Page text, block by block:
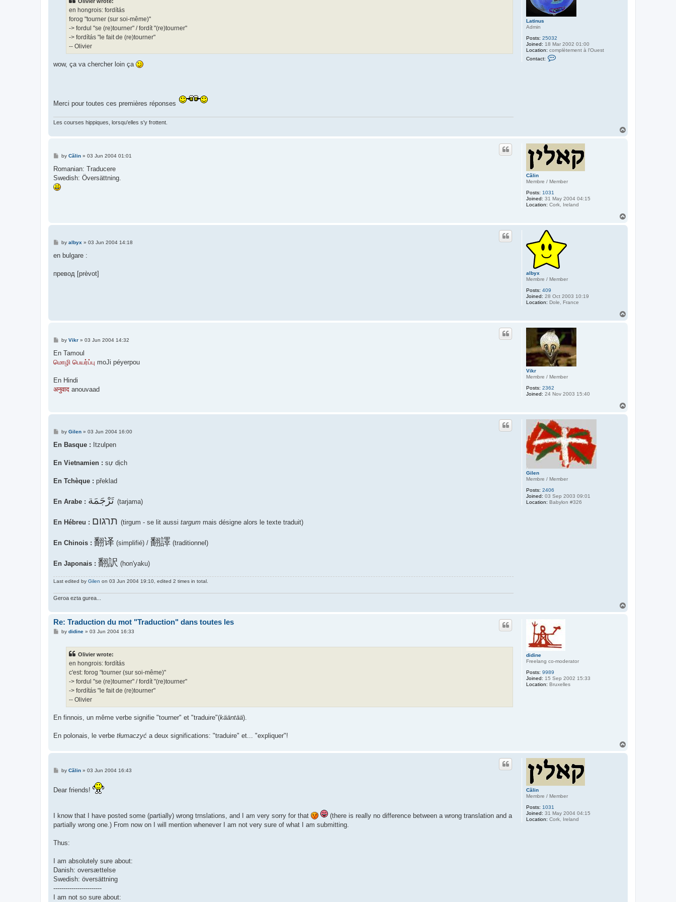
Latinus
Admin
Posts: 25032
Joined: 18 Mar 2002 01:00
Location: complètement à l'Ouest
Contact:
en hongrois: fordítás
forog "tourner (sur soi-même)"
-> fordul "se (re)tourner" / fordít "(re)tourner"
-> fordítás "le fait de (re)tourner"
-- Olivier
wow, ça va chercher loin ça
Merci pour toutes ces premières réponses
Les courses hippiques, lorsqu'elles s'y frottent.
Cãlin
Membre / Member
Posts: 1031
Joined: 31 May 2004 04:15
Location: Cork, Ireland
P
s
by Cãlin» 03 Jun 2004 01:01
Romanian: Traducere
Swedish: Översättning.
albyx
Membre / Member
Posts: 409
Joined: 28 Oct 2003 10:19
Location: Dole, France
P
s
by albyx » 03 Jun 2004 14:18
en bulgare :
превод [prèvot]
Vikr
Membre / Member
Posts: 2362
Joined: 24 Nov 2003 15:40
P
s
by Vikr» 03 Jun 2004 14:32
En Tamoul
மொழி பெயர்ப்பு moJi péyerpou
En Hindi
अनुवाद anouvaad
Gilen
Membre / Member
Posts: 2406
Joined: 03 Sep 2003 09:01
Location: Babylon #326
P
s
by Gilen» 03 Jun 2004 16:00
En Basque : Itzulpen
En Vietnamien : sự dịch
En Tchèque : překlad
En Arabe : (tarjama)
En Hébreu : (tirgum - se lit aussi targum mais désigne alors le texte traduit)
En Chinois : 翻译 (simplifié) / 翻譯 (traditionnel)
En Japonais : 翻訳 (hon'yaku)
Last edited by Gilen on 03 Jun 2004 19:10, edited 2 times in total.
Geroa ezta gurea...
didine
Freelang co-moderator
Posts: 9989
Joined: 15 Sep 2002 15:33
Location: Bruxelles
Re: Traduction du mot "Traduction" dans toutes les
Pby didine» 03 Jun 2004 16:33
Olivier wrote:
en hongrois: fordítás
c'est: forog "tourner (sur soi-même)"
-> fordul "se (re)tourner" / fordít "(re)tourner"
-> fordítás "le fait de (re)tourner"
-- Olivier
En finnois, un même verbe signifie "tourner" et "traduire"(kääntää).
En polonais, le verbe tłumaczyć a deux significations: "traduire" et... "expliquer"!
Cãlin
Membre / Member
Posts: 1031
Joined: 31 May 2004 04:15
Location: Cork, Ireland
P
t
by Cãlin» 03 Jun 2004 16:43
Dear friends!
I know that I have posted some (partially) wrong trnslations, and I am very sorry for that
(there is really no difference between a wrong translation and a
partially wrong one.) From now on I will mention whenever I am not very sure of what I am submitting.
Thus:
I am absolutely sure about:
Danish: oversættelse
Swedish: översättning
------------------------
I am not so sure about: